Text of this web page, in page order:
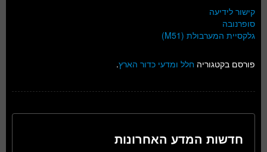
קישור לידיעה
סופרנובה
גלקסיית המערבולת (M51)
פורסם בקטגוריה חלל ומדעי כדור הארץ.
חדשות המדע האחרונות